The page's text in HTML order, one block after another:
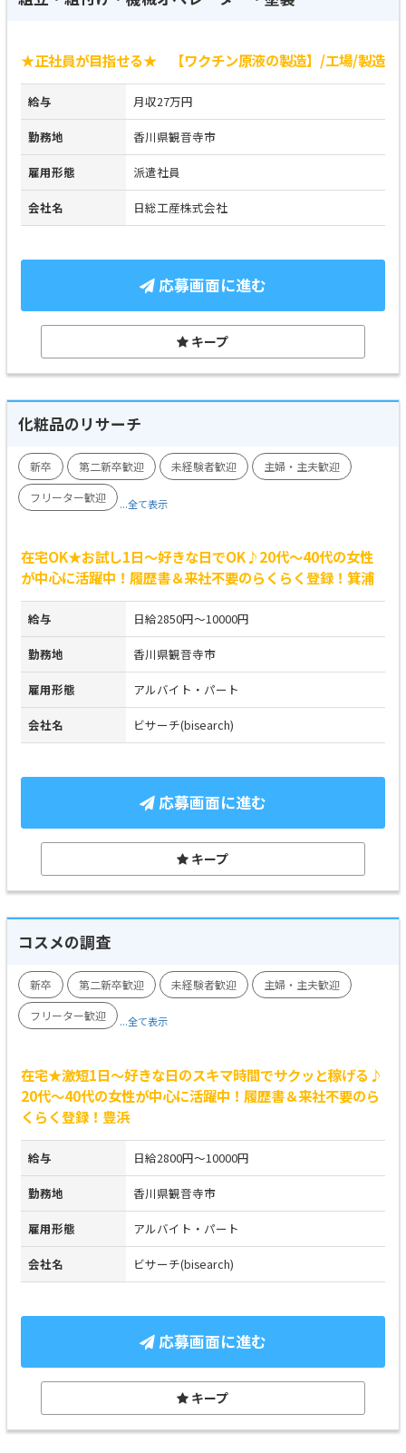
★正社員が目指せる★ 【ワクチン原液の製造】/工場/製造
給与 月収27万円
勤務地 香川県観音寺市
雇用形態 派遣社員
会社名 日総工産株式会社
応募画面に進む
キープ
化粧品のリサーチ
新卒 第二新卒歓迎 未経験者歓迎
主婦・主夫歓迎
フリーター歓迎
...全て表示
在宅OK★お試し1日～好きな日でOK♪20代～40代の女性
が中心に活躍中！履歴書＆来社不要のらくらく登録！箕浦
給与 日給2850円～10000円
勤務地 香川県観音寺市
雇用形態 アルバイト・パート
会社名 ビサーチ(bisearch)
応募画面に進む
キープ
コスメの調査
新卒 第二新卒歓迎 未経験者歓迎
主婦・主夫歓迎
フリーター歓迎
...全て表示
在宅★激短1日～好きな日のスキマ時間でサクッと稼げる♪
20代～40代の女性が中心に活躍中！履歴書＆来社不要のら
くらく登録！豊浜
給与 日給2800円～10000円
勤務地 香川県観音寺市
雇用形態 アルバイト・パート
会社名 ビサーチ(bisearch)
応募画面に進む
キープ